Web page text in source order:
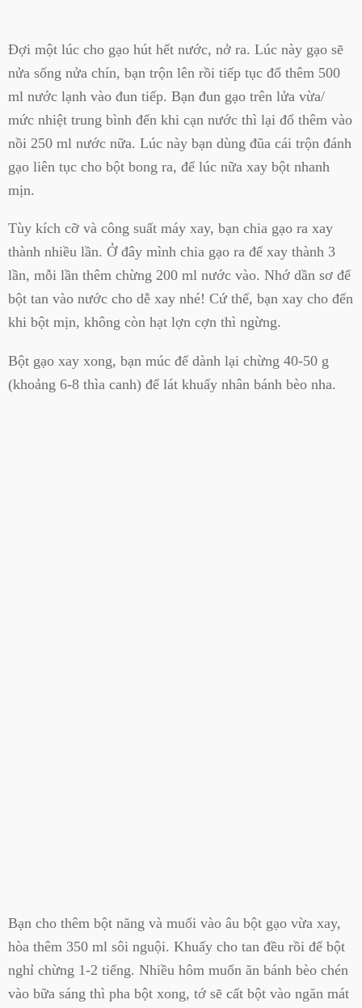
Đợi một lúc cho gạo hút hết nước, nở ra. Lúc này gạo sẽ
nửa sống nửa chín, bạn trộn lên rồi tiếp tục đổ thêm 500
ml nước lạnh vào đun tiếp. Bạn đun gạo trên lửa vừa/
mức nhiệt trung bình đến khi cạn nước thì lại đổ thêm vào
nồi 250 ml nước nữa. Lúc này bạn dùng đũa cái trộn đánh
gạo liên tục cho bột bong ra, để lúc nữa xay bột nhanh
mịn.
Tùy kích cỡ và công suất máy xay, bạn chia gạo ra xay
thành nhiều lần. Ở đây mình chia gạo ra để xay thành 3
lần, mỗi lần thêm chừng 200 ml nước vào. Nhớ dần sơ để
bột tan vào nước cho dễ xay nhé! Cứ thế, bạn xay cho đến
khi bột mịn, không còn hạt lợn cợn thì ngừng.
Bột gạo xay xong, bạn múc để dành lại chừng 40-50 g
(khoảng 6-8 thìa canh) để lát khuấy nhân bánh bèo nha.
Bạn cho thêm bột năng và muối vào âu bột gạo vừa xay,
hòa thêm 350 ml sôi nguội. Khuấy cho tan đều rồi để bột
nghỉ chừng 1-2 tiếng. Nhiều hôm muốn ăn bánh bèo chén
vào bữa sáng thì pha bột xong, tớ sẽ cất bột vào ngăn mát